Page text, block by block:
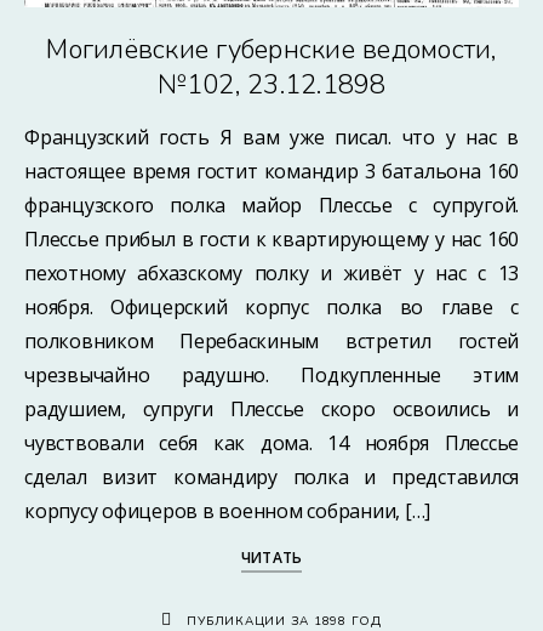
Могилёвские губернские ведомости,
№102, 23.12.1898
Французский гость Я вам уже писал. что у нас в
настоящее время гостит командир 3 батальона 160
французского полка майор Плессье с супругой.
Плессье прибыл в гости к квартирующему у нас 160
пехотному абхазскому полку и живёт у нас с 13
ноября. Офицерский корпус полка во главе с
полковником Перебаскиным встретил гостей
чрезвычайно радушно. Подкупленные этим
радушием, супруги Плессье скоро освоились и
чувствовали себя как дома. 14 ноября Плессье
сделал визит командиру полка и представился
корпусу офицеров в военном собрании, […]
ЧИТАТЬ
ПУБЛИКАЦИИ ЗА 1898 ГОД